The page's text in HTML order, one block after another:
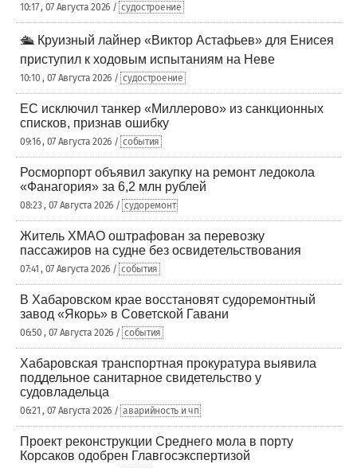
10:17 , 07 Августа 2026 / судостроение
🛳️ Круизный лайнер «Виктор Астафьев» для Енисея
приступил к ходовым испытаниям на Неве
10:10 , 07 Августа 2026 / судостроение
ЕС исключил танкер «Миллерово» из санкционных
списков, признав ошибку
09:16 , 07 Августа 2026 / события
Росморпорт объявил закупку на ремонт ледокола
«Фанагория» за 6,2 млн рублей
08:23 , 07 Августа 2026 / судоремонт
Житель ХМАО оштрафован за перевозку
пассажиров на судне без освидетельствования
07:41 , 07 Августа 2026 / события
В Хабаровском крае восстановят судоремонтный
завод «Якорь» в Советской Гавани
06:50 , 07 Августа 2026 / события
Хабаровская транспортная прокуратура выявила
поддельное санитарное свидетельство у
судовладельца
06:21 , 07 Августа 2026 / аварийность и чп
Проект реконструкции Среднего мола в порту
Корсаков одобрен Главгосэкспертизой